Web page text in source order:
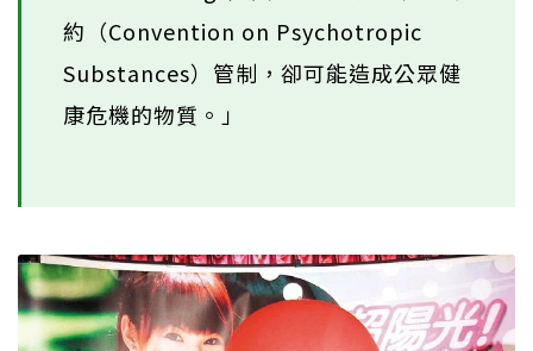
約（Convention on Psychotropic
Substances）管制，卻可能造成公眾健
康危機的物質。」